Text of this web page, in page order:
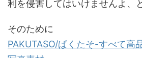
利を侵害してはいけませんよ、
そのために
PAKUTASO/ぱくたそ-すべて高